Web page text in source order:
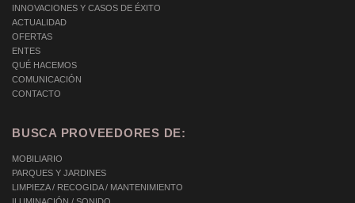
INNOVACIONES Y CASOS DE ÉXITO
ACTUALIDAD
OFERTAS
ENTES
QUÉ HACEMOS
COMUNICACIÓN
CONTACTO
BUSCA PROVEEDORES DE:
MOBILIARIO
PARQUES Y JARDINES
LIMPIEZA / RECOGIDA / MANTENIMIENTO